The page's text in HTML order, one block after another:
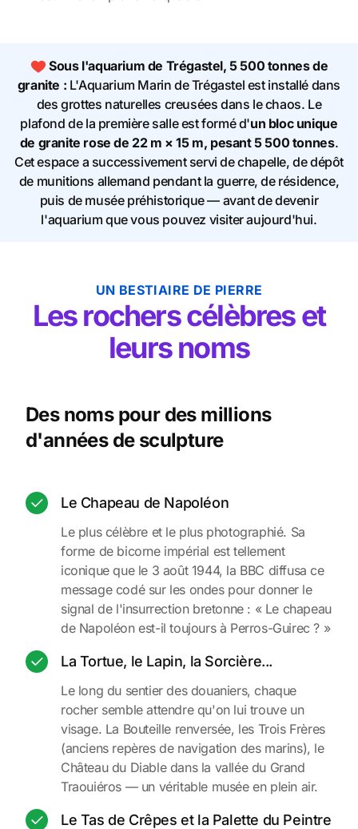
Sous l'aquarium de Trégastel, 5 500 tonnes de
granite : L'Aquarium Marin de Trégastel est installé dans
des grottes naturelles creusées dans le chaos. Le
plafond de la première salle est formé d'un bloc unique
de granite rose de 22 m × 15 m, pesant 5 500 tonnes.
Cet espace a successivement servi de chapelle, de dépôt
de munitions allemand pendant la guerre, de résidence,
puis de musée préhistorique — avant de devenir
l'aquarium que vous pouvez visiter aujourd'hui.
UN BESTIAIRE DE PIERRE
Les rochers célèbres et
leurs noms
Des noms pour des millions
d'années de sculpture
Le Chapeau de Napoléon
Le plus célèbre et le plus photographié. Sa
forme de bicorne impérial est tellement
iconique que le 3 août 1944, la BBC diffusa ce
message codé sur les ondes pour donner le
signal de l'insurrection bretonne : « Le chapeau
de Napoléon est-il toujours à Perros-Guirec ? »
La Tortue, le Lapin, la Sorcière...
Le long du sentier des douaniers, chaque
rocher semble attendre qu'on lui trouve un
visage. La Bouteille renversée, les Trois Frères
(anciens repères de navigation des marins), le
Château du Diable dans la vallée du Grand
Traouiéros — un véritable musée en plein air.
Le Tas de Crêpes et la Palette du Peintre